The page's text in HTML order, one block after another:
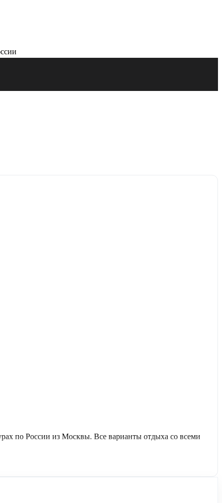
по России из Москвы. Все варианты отдыха со всеми